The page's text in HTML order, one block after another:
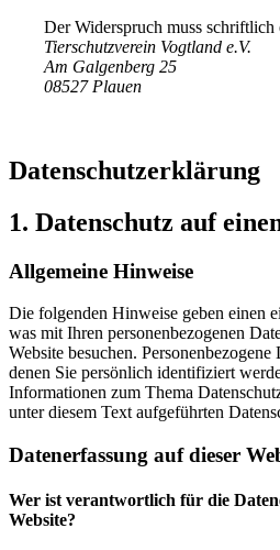
Der Widerspruch muss schriftlich
Tierschutzverein Vogtland e.V.
Am Galgenberg 25
08527 Plauen
Datenschutzerklärung
1. Datenschutz auf
Allgemeine Hinweise
Die folgenden Hinweise geben einen
was mit Ihren personenbezogenen
Website besuchen.
denen Sie persönlich identifiziert
Informationen zum Thema
unter diesem Text aufgeführten
Datenerfassung auf dieser
Wer ist verantwortlich für die
Website?